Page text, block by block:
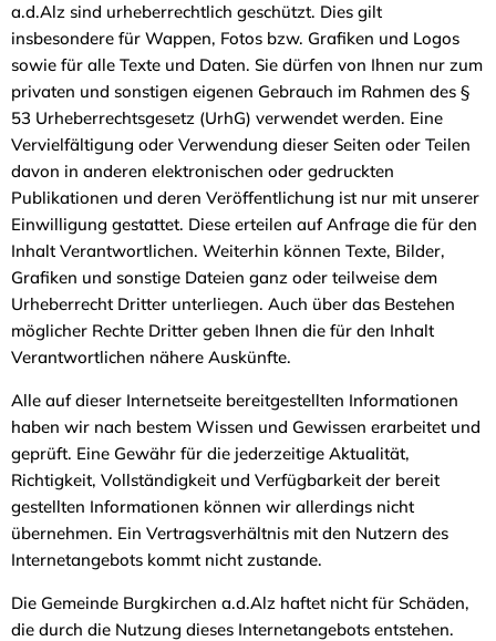
a.d.Alz sind urheberrechtlich geschützt. Dies gilt
insbesondere für Wappen, Fotos bzw. Grafiken und Logos
sowie für alle Texte und Daten. Sie dürfen von Ihnen nur zum
privaten und sonstigen eigenen Gebrauch im Rahmen des §
53 Urheberrechtsgesetz (UrhG) verwendet werden. Eine
Vervielfältigung oder Verwendung dieser Seiten oder Teilen
davon in anderen elektronischen oder gedruckten
Publikationen und deren Veröffentlichung ist nur mit unserer
Einwilligung gestattet. Diese erteilen auf Anfrage die für den
Inhalt Verantwortlichen. Weiterhin können Texte, Bilder,
Grafiken und sonstige Dateien ganz oder teilweise dem
Urheberrecht Dritter unterliegen. Auch über das Bestehen
möglicher Rechte Dritter geben Ihnen die für den Inhalt
Verantwortlichen nähere Auskünfte.
Alle auf dieser Internetseite bereitgestellten Informationen
haben wir nach bestem Wissen und Gewissen erarbeitet und
geprüft. Eine Gewähr für die jederzeitige Aktualität,
Richtigkeit, Vollständigkeit und Verfügbarkeit der bereit
gestellten Informationen können wir allerdings nicht
übernehmen. Ein Vertragsverhältnis mit den Nutzern des
Internetangebots kommt nicht zustande.
Die Gemeinde Burgkirchen a.d.Alz haftet nicht für Schäden,
die durch die Nutzung dieses Internetangebots entstehen.